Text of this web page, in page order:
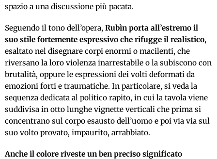
spazio a una discussione più pacata.
Seguendo il tono dell’opera, Rubìn porta all’estremo il
suo stile fortemente espressivo che rifugge il realistico,
esaltato nel disegnare corpi enormi o macilenti, che
riversano la loro violenza inarrestabile o la subiscono con
brutalità, oppure le espressioni dei volti deformati da
emozioni forti e traumatiche. In particolare, si veda la
sequenza dedicata al politico rapito, in cui la tavola viene
suddivisa in otto lunghe vignette verticali che prima si
concentrano sul corpo esausto dell’uomo e poi via via sul
suo volto provato, impaurito, arrabbiato.
Anche il colore riveste un ben preciso significato